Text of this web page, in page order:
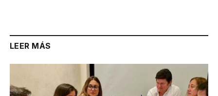
LEER MÁS